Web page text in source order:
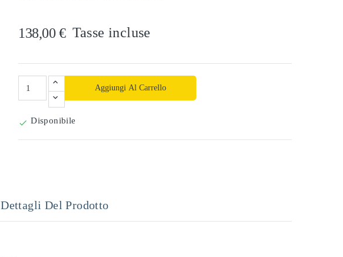
138,00 € Tasse incluse
Aggiungi Al Carrello
 Disponibile
Dettagli Del Prodotto